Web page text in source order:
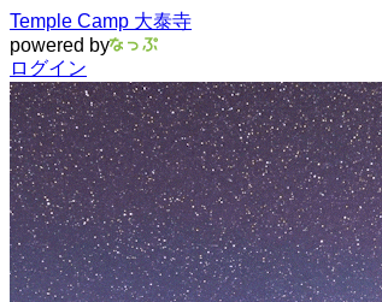
Temple Camp 大泰寺
powered by
ログイン